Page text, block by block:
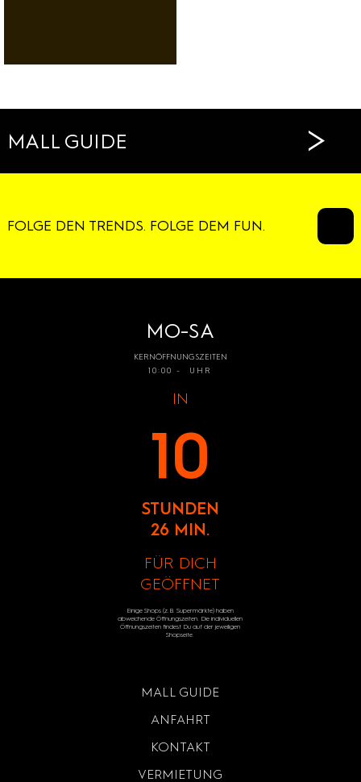
MALL GUIDE >
FOLGE DEN TRENDS. FOLGE DEM FUN.
MO-SA
KERNÖFFNUNGSZEITEN
10:00 - UHR
IN
10
STUNDEN
26 MIN.
FÜR DICH
GEÖFFNET
Einige Shops (z.B. Supermärkte) haben
abweichende Öffnungszeiten. Die individuellen
Öffnungszeiten findest Du auf der jeweiligen
Shopseite.
MALL GUIDE
ANFAHRT
KONTAKT
VERMIETUNG